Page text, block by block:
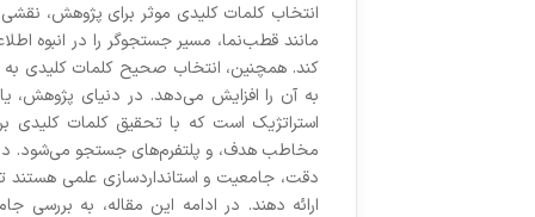
انتخاب کلمات کلیدی موثر برای پژوهش،
مانند قطب‌نما، مسیر جستجوگر را در انبوه
کند. همچنین، انتخاب صحیح کلمات کلیدی
به آن را افزایش می‌دهد. در دنیای پژوهش،
استراتژیک است که با تحقیق کلمات کلیدی
مخاطب هدف، و پلتفرم‌های جستجو می‌شود.
دقت، جامعیت و استانداردسازی علمی هستند
ارائه دهند. در ادامه این مقاله، به بررسی